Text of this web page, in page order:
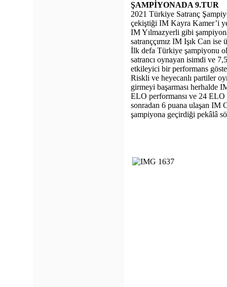
ŞAMPİYONADA 9.TUR
2021 Türkiye Satranç
çekiştiği IM Kayra Kamer’i
IM Yılmazyerli gibi
satranççımız IM Işık Can ise
İlk defa Türkiye şampiyonu
satrancı oynayan isimdi ve
etkileyici bir performans
Riskli ve heyecanlı partiler
girmeyi başarması herhalde
ELO performansı ve 24 ELO
sonradan 6 puana ulaşan IM
şampiyona geçirdiği pekâlâ